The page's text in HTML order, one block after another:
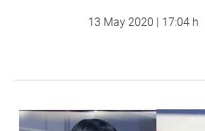
13 May 2020 | 17:04 h